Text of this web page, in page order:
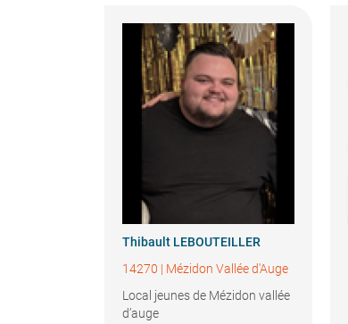
Thibault LEBOUTEILLER
14270 | Mézidon Vallée d'Auge
Local jeunes de Mézidon vallée
d’auge